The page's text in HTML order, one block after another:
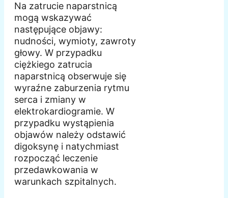
Na zatrucie naparstnicą
mogą wskazywać
następujące objawy:
nudności, wymioty, zawroty
głowy. W przypadku
ciężkiego zatrucia
naparstnicą obserwuje się
wyraźne zaburzenia rytmu
serca i zmiany w
elektrokardiogramie. W
przypadku wystąpienia
objawów należy odstawić
digoksynę i natychmiast
rozpocząć leczenie
przedawkowania w
warunkach szpitalnych.